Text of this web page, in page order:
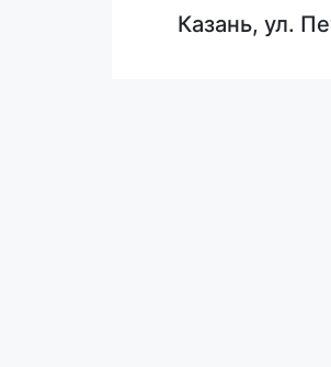
Казань, ул.